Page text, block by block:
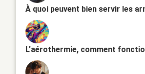
À quoi peuvent bien servir les
L'aérothermie, comment